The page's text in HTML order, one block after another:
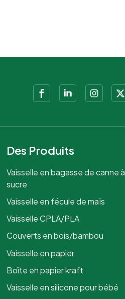
Des Produits
Vaisselle en bagasse de canne à
sucre
Vaisselle en fécule de maïs
Vaisselle CPLA/PLA
Couverts en bois/bambou
Vaisselle en papier
Boîte en papier kraft
Vaisselle en silicone pour bébé